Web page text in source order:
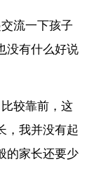
流一下孩子
没有什么好说
较靠前，这
，我并没有起
的家长还要少